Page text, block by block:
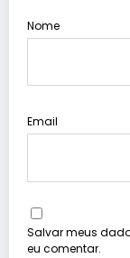
Nome
Email
Salvar meus
eu comentar.